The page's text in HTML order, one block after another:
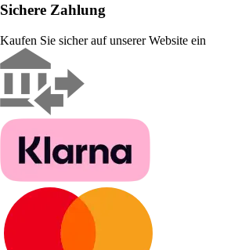
Sichere Zahlung
Kaufen Sie sicher auf unserer Website ein